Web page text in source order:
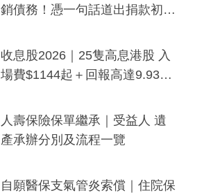
銷債務！憑一句話道出捐款初
一度被誤當詐騙手段
收息股2026｜25隻高息港股 入
場費$1144起＋回報高達9.93
人壽保險保單繼承｜受益人 遺
產承辦分別及流程一覽
自願醫保支氣管炎索償｜住院保